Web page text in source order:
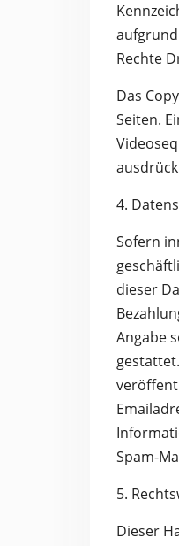
Rechte
Das
Seiten.
4.
Sofern
dieser
Angabe
Spam-
5.
Dieser